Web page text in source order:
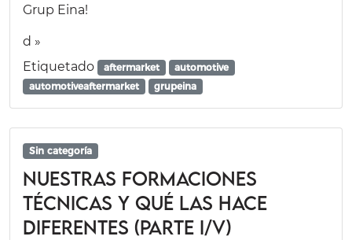
Grup Eina!
d »
Etiquetado
aftermarket
automotive
automotiveaftermarket
grupeina
Sin categoría
Nuestras formaciones
técnicas y qué las hace
diferentes (Parte I/V)